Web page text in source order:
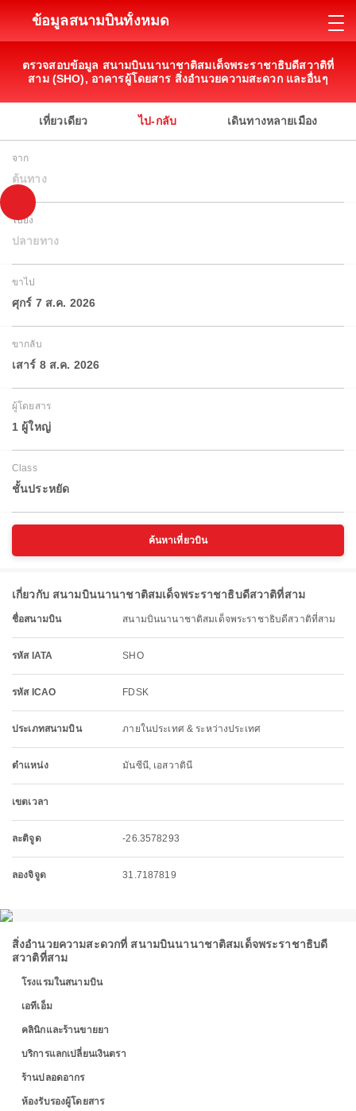
ข้อมูลสนามบินทั้งหมด
ตรวจสอบข้อมูล สนามบินนานาชาติสมเด็จพระราชาธิบดีสวาติที่
สาม (SHO), อาคารผู้โดยสาร สิ่งอำนวยความสะดวก และอื่นๆ
เที่ยวเดียว ไป-กลับ เดินทางหลายเมือง
จาก
ต้นทาง
ไปยัง
ปลายทาง
ขาไป
ศุกร์ 7 ส.ค. 2026
ขากลับ
เสาร์ 8 ส.ค. 2026
ผู้โดยสาร
1 ผู้ใหญ่
Class
ชั้นประหยัด
ค้นหาเที่ยวบิน
เกี่ยวกับ สนามบินนานาชาติสมเด็จพระราชาธิบดีสวาติที่สาม
ชื่อสนามบิน สนามบินนานาชาติสมเด็จพระราชาธิบดีสวาติที่สาม
รหัส IATA SHO
รหัส ICAO FDSK
ประเภทสนามบิน ภายในประเทศ & ระหว่างประเทศ
ตำแหน่ง มันซีนี, เอสวาตินี
เขตเวลา
ละติจูด -26.3578293
ลองจิจูด 31.7187819
สิ่งอำนวยความสะดวกที่ สนามบินนานาชาติสมเด็จพระราชาธิบดี
สวาติที่สาม
โรงแรมในสนามบิน
เอทีเอ็ม
คลินิกและร้านขายยา
บริการแลกเปลี่ยนเงินตรา
ร้านปลอดอากร
ห้องรับรองผู้โดยสาร